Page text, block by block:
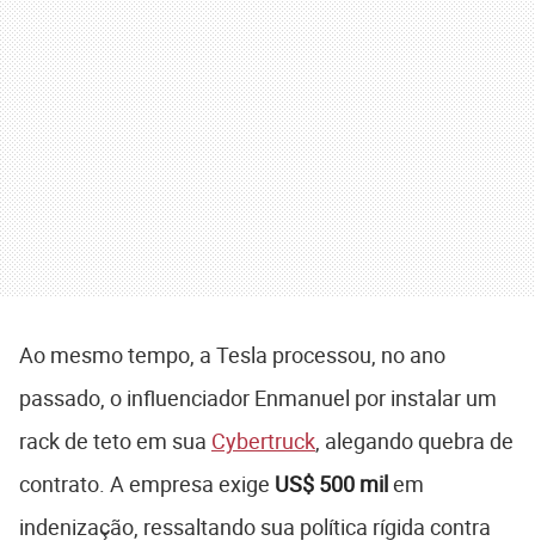
Ao mesmo tempo, a Tesla processou, no ano
passado, o influenciador Enmanuel por instalar um
rack de teto em sua Cybertruck , alegando quebra de
contrato. A empresa exige US$ 500 milem
indenização, ressaltando sua política rígida contra